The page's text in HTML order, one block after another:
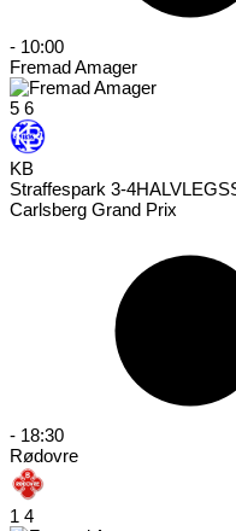
- 10:00
Fremad Amager
5 6
KB
Straffespark 3-4
Carlsberg Grand Prix
- 18:30
Rødovre
1 4